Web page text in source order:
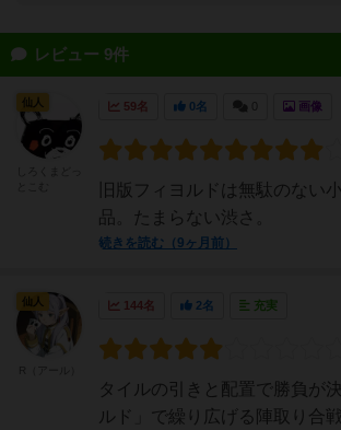
レビュー 9件
59名 0名 画像
旧版フィヨルドは無駄のない
品。たまらない渋さ。
続きを読む（9ヶ月前）
仙人
144名 2名 充実
タイルの引きと配置で勝負が
ルド」で繰り広げる陣取り合
仙人